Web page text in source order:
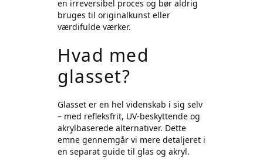
en irreversibel proces og bør aldrig
bruges til originalkunst eller
værdifulde værker.
Hvad med
glasset?
Glasset er en hel videnskab i sig selv
– med refleksfrit, UV-beskyttende og
akrylbaserede alternativer. Dette
emne gennemgår vi mere detaljeret i
en separat guide til glas og akryl.